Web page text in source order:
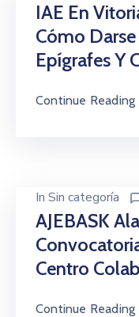
Beneficios
/
Onuragarriak
Eventos
Noticias
/
Albisteak
IAE En
Cómo
Epígrafes Y
Continue Reading
In Sin categoría
AJEBASK
Centro
Continue Reading